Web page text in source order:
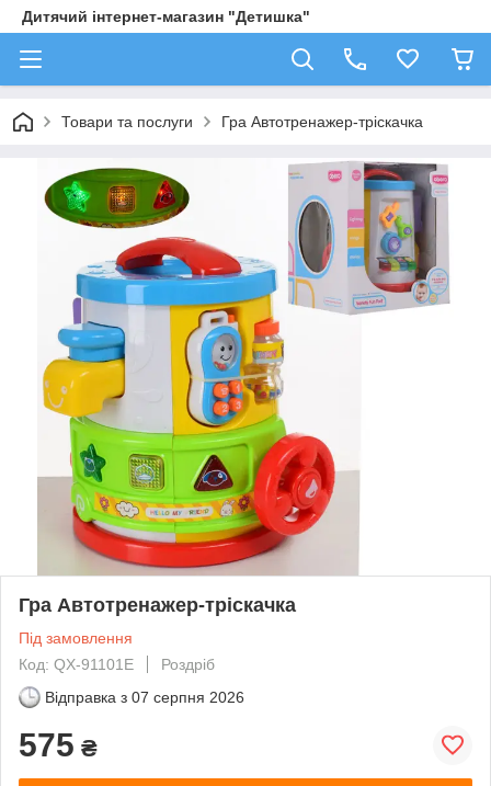
Дитячий інтернет-магазин "Детишка"
Товари та послуги Гра Автотренажер-тріскачка
Гра Автотренажер-тріскачка
Під замовлення
Код: QX-91101E
Роздріб
Відправка з 07 серпня 2026
575 ₴